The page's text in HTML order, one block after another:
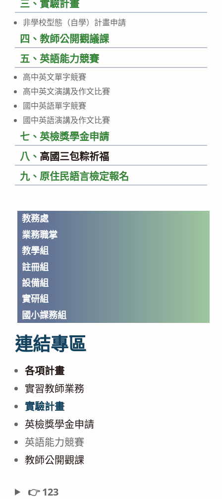
教務處
業務職掌
教學組
註冊組
設備組
實研組
國小課務組
連結專區
各項計畫
實習教師業務
實驗計畫
英檢獎學金申請
英語能力競賽
教師公開觀課
三、實驗計畫
非學校型態（自學）計畫申請
四、教師公開觀議課
五、英語能力競賽
高中英文單字競賽
高中英文演講及作文比賽
國中英語單字競賽
國中英語演講及作文比賽
七、英檢獎學金申請
八、 高國三包粽祈福
九、原住民語言檢定報名
👉 123